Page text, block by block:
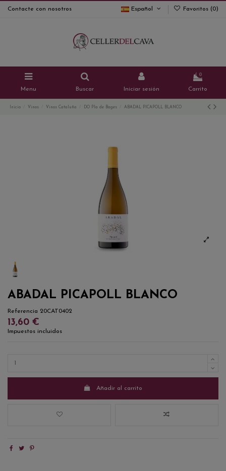
Contacte con nosotros Español Favoritos (0)
Menu Buscar Iniciar sesión
0
Carrito
Inicio Vinos Vinos Cataluña DO Pla de Bages ABADAL PICAPOLL BLANCO
ABADAL PICAPOLL BLANCO
Referencia 20CAT0402
13,60 €
Impuestos incluidos
Añadir al carrito